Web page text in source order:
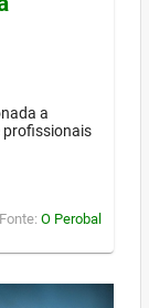
a
profissionais
Fonte: O Perobal